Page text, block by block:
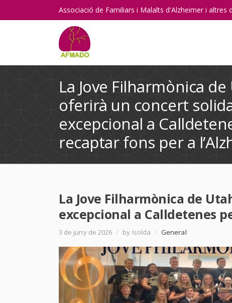
Associació de Familiars i Malalts d'Alzheimer i altres
La Jove Filharmònica de
oferirà un concert
excepcional a
recaptar fons per a
La Jove Filharmònica de
excepcional a Calldetenes
3 de juny de 2026 / by Isolda / General